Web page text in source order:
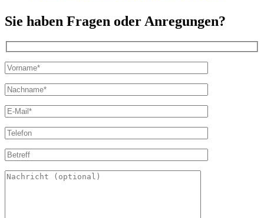
Sie haben Fragen oder Anregungen?